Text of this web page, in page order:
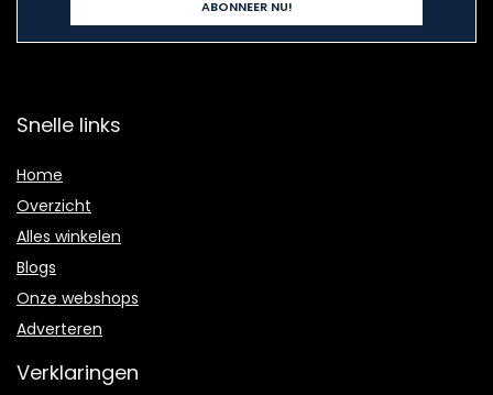
Snelle links
Home
Overzicht
Alles winkelen
Blogs
Onze webshops
Adverteren
Verklaringen